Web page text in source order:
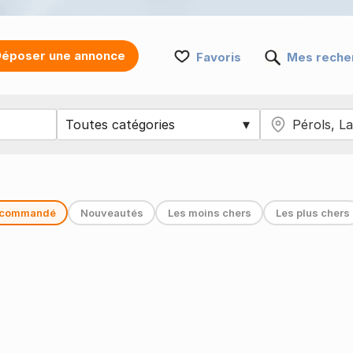
une annonce Favoris Mes
Nouveautés Les moins chers Les plus chers